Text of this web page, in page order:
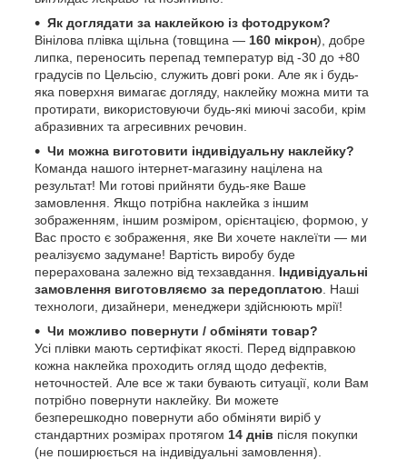
Як доглядати за наклейкою із фотодруком?
Вінілова плівка щільна (товщина — 160 мікрон), добре
липка, переносить перепад температур від -30 до +80
градусів по Цельсію, служить довгі роки. Але як і будь-
яка поверхня вимагає догляду, наклейку можна мити та
протирати, використовуючи будь-які миючі засоби, крім
абразивних та агресивних речовин.
Чи можна виготовити індивідуальну наклейку?
Команда нашого інтернет-магазину націлена на
результат! Ми готові прийняти будь-яке Ваше
замовлення. Якщо потрібна наклейка з іншим
зображенням, іншим розміром, орієнтацією, формою, у
Вас просто є зображення, яке Ви хочете наклеїти — ми
реалізуємо задумане! Вартість виробу буде
перерахована залежно від техзавдання. Індивідуальні
замовлення виготовляємо за передоплатою . Наші
технологи, дизайнери, менеджери здійснюють мрії!
Чи можливо повернути / обміняти товар?
Усі плівки мають сертифікат якості. Перед відправкою
кожна наклейка проходить огляд щодо дефектів,
неточностей. Але все ж таки бувають ситуації, коли Вам
потрібно повернути наклейку. Ви можете
безперешкодно повернути або обміняти виріб у
стандартних розмірах протягом 14 днів після покупки
(не поширюється на індивідуальні замовлення).